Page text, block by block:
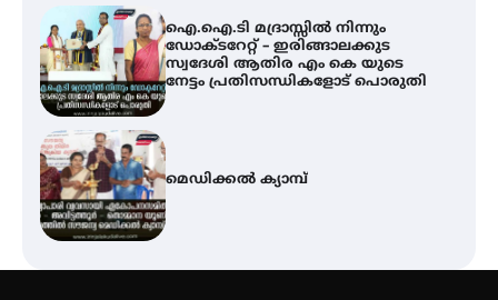
മെഡിക്കൽ ക്യാമ്പ്
സെന്റ് ജോസഫ്സ് കോളജ്
കോമേഴ്‌സ് അസോസിയേഷന്
തുടക്കമായി